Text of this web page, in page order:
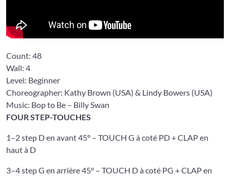
Count: 48
Wall: 4
Level: Beginner
Choreographer: Kathy Brown (USA) & Lindy Bowers (USA)
Music: Bop to Be – Billy Swan
FOUR STEP-TOUCHES
1–2 step D en avant 45° – TOUCH G à coté PD + CLAP en
haut à D
3–4 step G en arrière 45° – TOUCH D à coté PG + CLAP en